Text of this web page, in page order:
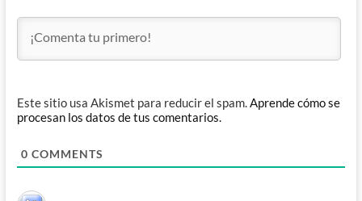
Este sitio usa Akismet para reducir el spam.Aprende cómo se
procesan los datos de tus comentarios.
0 COMMENTS